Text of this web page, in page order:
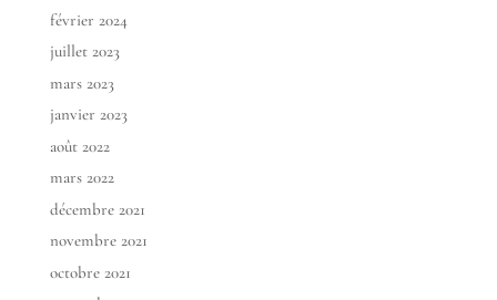
février 2024
juillet 2023
mars 2023
janvier 2023
août 2022
mars 2022
décembre 2021
novembre 2021
octobre 2021